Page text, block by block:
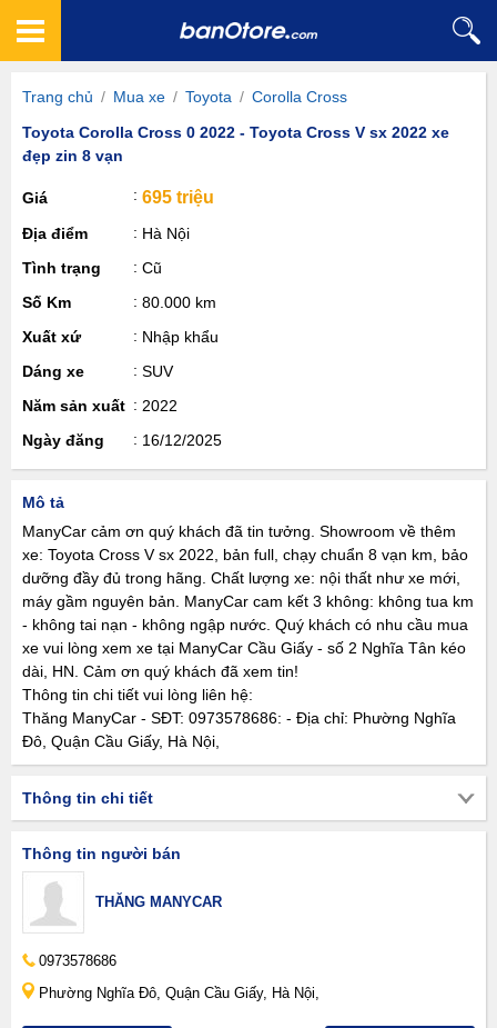
Trang chủ / Mua xe / Toyota / Corolla Cross
Toyota Corolla Cross 0 2022 - Toyota Cross V sx 2022 xe
đẹp zin 8 vạn
Giá 695 triệu
Địa điểm
Hà Nội
Tình trạng
Cũ
Số Km
80.000 km
Xuất xứ
Nhập khẩu
Dáng xe
SUV
Năm sản xuất
2022
Ngày đăng
16/12/2025
Mô tả
ManyCar cảm ơn quý khách đã tin tưởng. Showroom về thêm
xe: Toyota Cross V sx 2022, bản full, chạy chuẩn 8 vạn km, bảo
dưỡng đầy đủ trong hãng. Chất lượng xe: nội thất như xe mới,
máy gầm nguyên bản. ManyCar cam kết 3 không: không tua km
- không tai nạn - không ngập nước. Quý khách có nhu cầu mua
xe vui lòng xem xe tại ManyCar Cầu Giấy - số 2 Nghĩa Tân kéo
dài, HN. Cảm ơn quý khách đã xem tin!
Thông tin chi tiết vui lòng liên hệ:
Thăng ManyCar - SĐT: 0973578686: - Địa chỉ: Phường Nghĩa
Đô, Quận Cầu Giấy, Hà Nội,
Thông tin chi tiết
Thông tin người bán
THĂNG MANYCAR
0973578686
Phường Nghĩa Đô, Quận Cầu Giấy, Hà Nội,